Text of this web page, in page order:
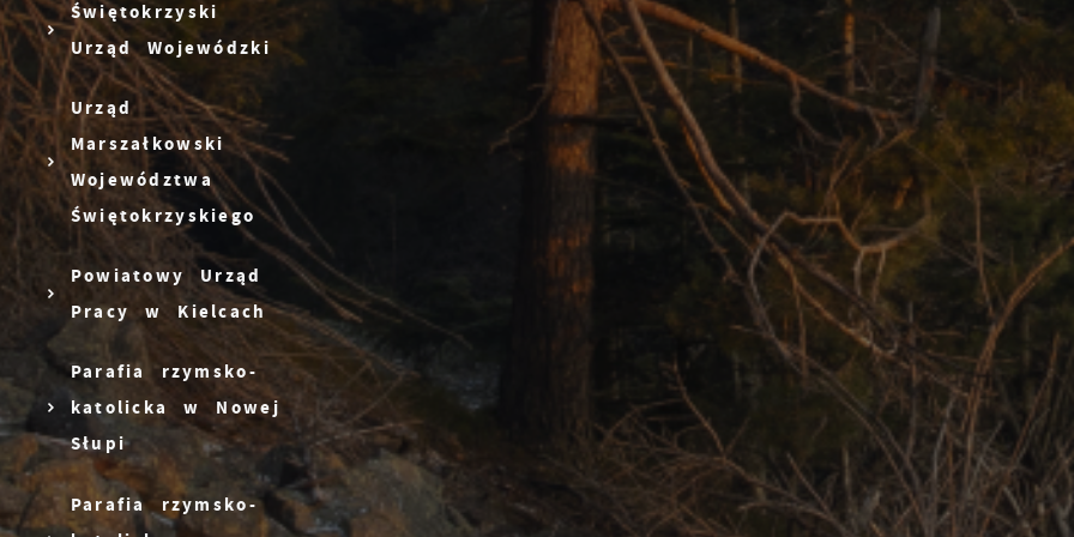
Świętokrzyski
Urząd Wojewódzki
Urząd
Marszałkowski
Województwa
Świętokrzyskiego
Powiatowy Urząd
Pracy w Kielcach
Parafia rzymsko-
katolicka w Nowej
Słupi
Parafia rzymsko-